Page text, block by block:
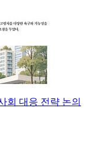
회 대응 전략 논의